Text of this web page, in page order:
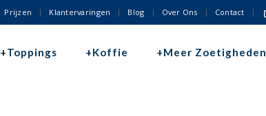
Prijzen Klantervaringen Blog Over Ons Contact
+Toppings +Koffie +Meer Zoetigheden